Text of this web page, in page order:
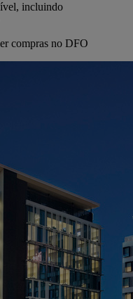
incluindo
compras no DFO